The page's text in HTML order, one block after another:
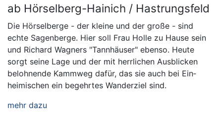
ab Hörselberg-Hainich / Hastrungsfeld
Die Hörselberge - der kleine und der große - sind
echte Sagen­berge. Hier soll Frau Holle zu Hause sein
und Richard Wagners "Tann­häuser" ebenso. Heute
sorgt seine Lage und der mit herrlichen Aus­blicken
belohnende Kamm­weg dafür, das sie auch bei Ein­
heimischen ein begehrtes Wander­ziel sind.
mehr dazu